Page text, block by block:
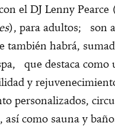
el DJ Lenny Pearce
), para adultos; son
también habrá,
que destaca como
y
personalizados,
así como sauna y